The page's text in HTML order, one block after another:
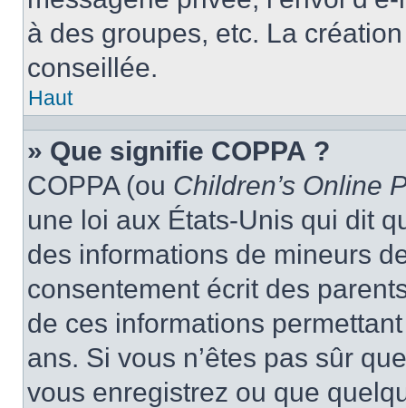
à des groupes, etc. La
conseillée.
Haut
» Que signifie COPPA ?
COPPA (ou Children’s Online
une loi aux États-Unis qui dit
des informations de mineurs
consentement écrit des
de ces informations
ans. Si vous n’êtes pas sûr
vous enregistrez ou que